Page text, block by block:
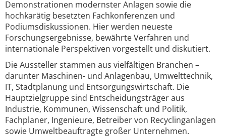
Demonstrationen modernster Anlagen sowie die
hochkarätig besetzten Fachkonferenzen und
Podiumsdiskussionen. Hier werden neueste
Forschungsergebnisse, bewährte Verfahren und
internationale Perspektiven vorgestellt und diskutiert.
Die Aussteller stammen aus vielfältigen Branchen –
darunter Maschinen- und Anlagenbau, Umwelttechnik,
IT, Stadtplanung und Entsorgungswirtschaft. Die
Hauptzielgruppe sind Entscheidungsträger aus
Industrie, Kommunen, Wissenschaft und Politik,
Fachplaner, Ingenieure, Betreiber von Recyclinganlagen
sowie Umweltbeauftragte großer Unternehmen.